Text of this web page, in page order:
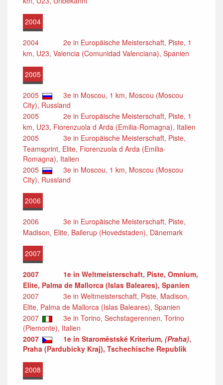
2004
2004
2e in Europäische Meisterschaft, Piste, 1
km, U23, Valencia (Comunidad Valenciana), Spanien
2005
2005
3e in Moscou, 1 km, Moscou (Moscou
City), Russland
2005
2e in Europäische Meisterschaft, Piste, 1
km, U23, Fiorenzuola d Arda (Emilia-Romagna), Italien
2005
3e in Europäische Meisterschaft, Piste,
Teamsprint, Elite, Fiorenzuola d Arda (Emilia-
Romagna), Italien
2005
3e in Moscou, 1 km, Moscou (Moscou
City), Russland
2006
2006
3e in Europäische Meisterschaft, Piste,
Madison, Elite, Ballerup (Hovedstaden), Dänemark
2007
2007
1e in Weltmeisterschaft, Piste, Omnium,
Elite, Palma de Mallorca (Islas Baleares), Spanien
2007
3e in Weltmeisterschaft, Piste, Madison,
Elite, Palma de Mallorca (Islas Baleares), Spanien
2007
3e in Torino, Sechstagerennen, Torino
(Piemonte), Italien
2007
1e in Staroměstské Kriterium, (Praha),
Praha (Pardubicky Kraj), Tschechische Republik
2008